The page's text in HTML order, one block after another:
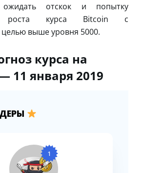
отскок и попытку
роста курса Bitcoin с
выше уровня 5000.
курса на
11 января 2019
1